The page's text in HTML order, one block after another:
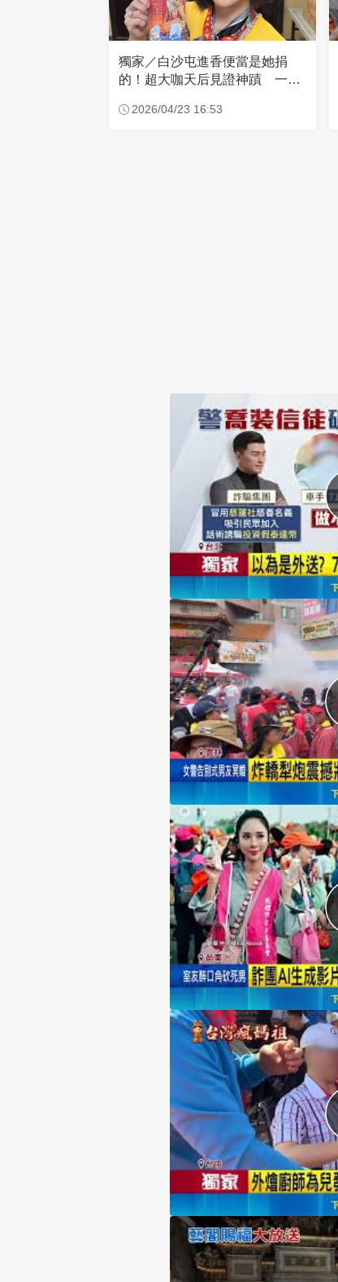
獨家／白沙屯進香便當是她捐
的！超大咖天后見證神蹟 一靠
2026/04/23 16:53